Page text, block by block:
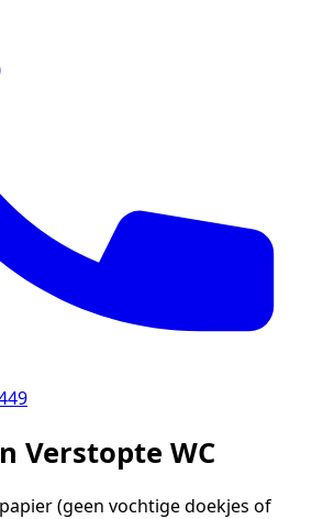
Verstopte WC
(geen vochtige doekjes of